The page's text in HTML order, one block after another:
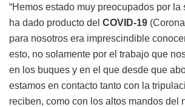
“Hemos estado muy preocupados por la
ha dado producto del COVID-19
para nosotros era imprescindible
esto, no solamente por el trabajo que
en los buques y en el que desde que
estamos en contacto tanto con la
reciben, como con los altos mandos del